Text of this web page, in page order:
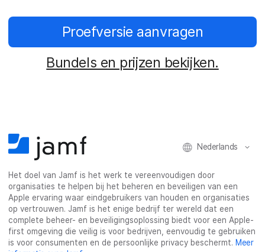
Proefversie aanvragen
Bundels en prijzen bekijken.
Nederlands
Het doel van Jamf is het werk te vereenvoudigen door
organisaties te helpen bij het beheren en beveiligen van een
Apple ervaring waar eindgebruikers van houden en organisaties
op vertrouwen. Jamf is het enige bedrijf ter wereld dat een
complete beheer- en beveiligingsoplossing biedt voor een Apple-
first omgeving die veilig is voor bedrijven, eenvoudig te gebruiken
is voor consumenten en de persoonlijke privacy beschermt. Meer